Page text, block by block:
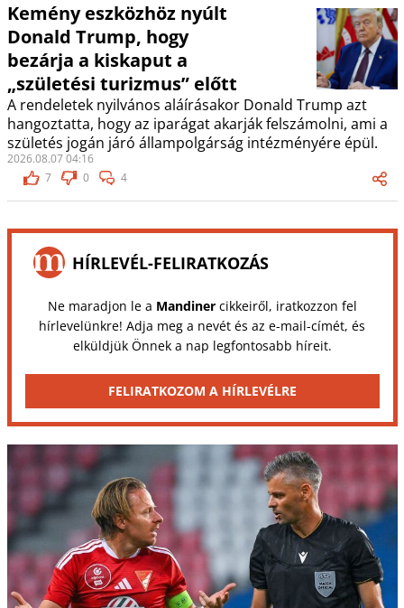
Kemény eszközhöz nyúlt
Donald Trump, hogy
bezárja a kiskaput a
„születési turizmus” előtt
A rendeletek nyilvános aláírásakor Donald Trump azt
hangoztatta, hogy az iparágat akarják felszámolni, ami a
születés jogán járó állampolgárság intézményére épül.
2026.08.07 04:16
7
0 4
HÍRLEVÉL-FELIRATKOZÁS
Ne maradjon le a Mandinercikkeiről, iratkozzon fel
hírlevelünkre! Adja meg a nevét és az e-mail-címét, és
elküldjük Önnek a nap legfontosabb híreit.
FELIRATKOZOM A HÍRLEVÉLRE